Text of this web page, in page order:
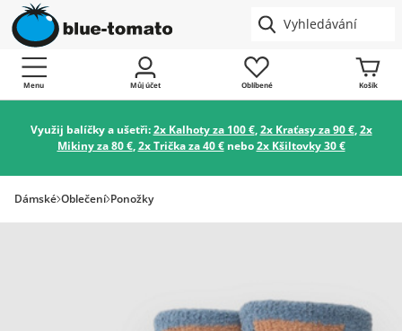
Menu Můj účet Oblíbené Košík
Využij balíčky a ušetři:2x Kalhoty za 100 €,2x Kraťasy za 90 €,2x
Mikiny za 80 €,2x Trička za 40 €nebo2x Kšiltovky 30 €
Dámské Oblečení Ponožky